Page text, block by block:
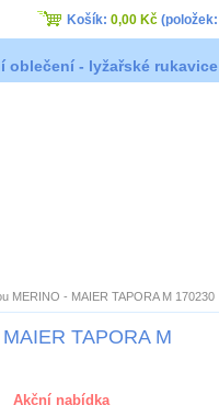
oblečení - lyžařské rukavice
MERINO - MAIER TAPORA M 170230
TAPORA M
Akční nabídka
Košík: 0,00 Kč (položek: